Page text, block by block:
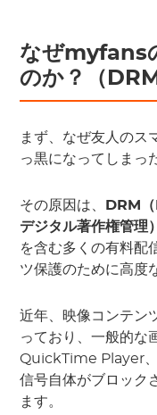
なぜmyfans
のか？（
まず、なぜ友人のス
っ黒になってしまっ
その原因は、
DRM
デジタル著作権管理
を含む多くの有料配
ツ保護のために高度
近年、映像コンテン
っており、一般的な
QuickTime Player、
信号自体がブロック
ます。